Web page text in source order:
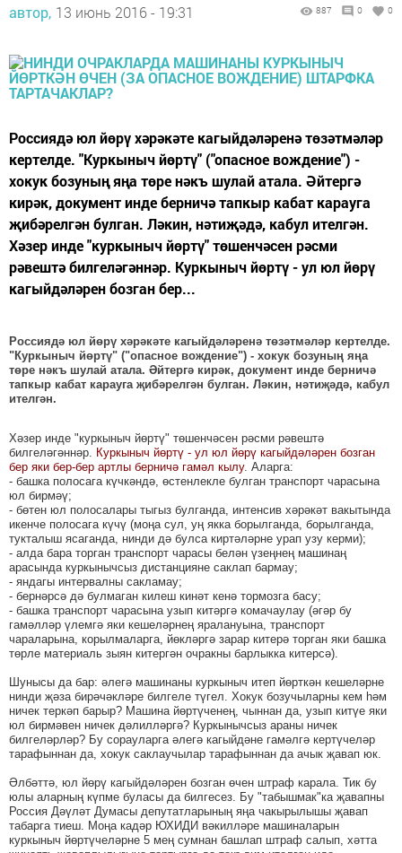
автор, 13 июнь 2016 - 19:31 887 0 0
Россиядә юл йөрү хәрәкәте кагыйдәләренә төзәтмәләр
кертелде. "Куркыныч йөртү" ("опасное вождение") -
хокук бозуның яңа төре нәкъ шулай атала. Әйтергә
кирәк, документ инде берничә тапкыр кабат карауга
җибәрелгән булган. Ләкин, нәтиҗәдә, кабул ителгән.
Хәзер инде "куркыныч йөртү" төшенчәсен рәсми
рәвештә билгеләгәннәр. Куркыныч йөртү - ул юл йөрү
кагыйдәләрен бозган бер...
Россиядә юл йөрү хәрәкәте кагыйдәләренә төзәтмәләр кертелде.
"Куркыныч йөртү" ("опасное вождение") - хокук бозуның яңа
төре нәкъ шулай атала. Әйтергә кирәк, документ инде берничә
тапкыр кабат карауга җибәрелгән булган. Ләкин, нәтиҗәдә, кабул
ителгән.
Хәзер инде "куркыныч йөртү" төшенчәсен рәсми рәвештә
билгеләгәннәр. Куркыныч йөртү - ул юл йөрү кагыйдәләрен бозган
бер яки бер-бер артлы берничә гамәл кылу. Аларга:
- башка полосага күчкәндә, өстенлекле булган транспорт чарасына
юл бирмәү;
- бөтен юл полосалары тыгыз булганда, интенсив хәрәкәт вакытында
икенче полосага күчү (моңа сул, уң якка борылганда, борылганда,
тукталыш ясаганда, нинди дә булса киртәләрне урап узу керми);
- алда бара торган транспорт чарасы белән үзеңнең машинаң
арасында куркынычсыз дистанцияне саклап бармау;
- яндагы интервалны сакламау;
- бернәрсә дә булмаган килеш кинәт кенә тормозга басу;
- башка транспорт чарасына узып китәргә комачаулау (әгәр бу
гамәлләр үлемгә яки кешеләрнең яралануына, транспорт
чараларына, корылмаларга, йөкләргә зарар китерә торган яки башка
төрле материаль зыян китергән очракны барлыкка китерсә).
Шунысы да бар: әлегә машинаны куркыныч итеп йөрткән кешеләрне
нинди җәза бирәчәкләре билгеле түгел. Хокук бозучыларны кем һәм
ничек теркәп барыр? Машина йөртүченең, чыннан да, узып китүе яки
юл бирмәвен ничек дәлилләргә? Куркынычсыз араны ничек
билгеләрләр? Бу сорауларга әлегә кагыйдәне гамәлгә кертүчеләр
тарафыннан да, хокук саклаучылар тарафыннан да ачык җавап юк.
Әлбәттә, юл йөрү кагыйдәләрен бозган өчен штраф карала. Тик бу
юлы аларның күпме буласы да билгесез. Бу "табышмак"ка җавапны
Россия Дәүләт Думасы депутатларының яңа чакырылышы җавап
табарга тиеш. Моңа кадәр ЮХИДИ вәкилләре машиналарын
куркыныч йөртүчеләрне 5 мең сумнан башлап штраф салып, хәтта